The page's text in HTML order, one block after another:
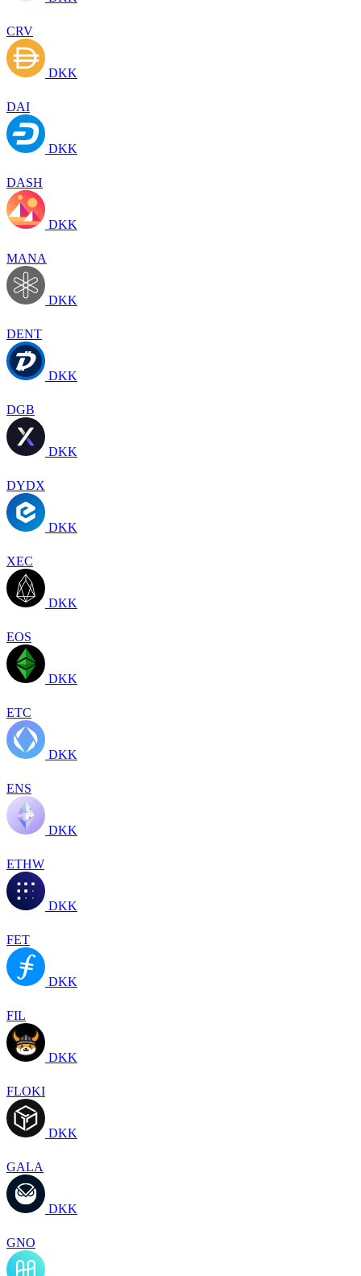
CRV
DKK
DAI
DKK
DASH
DKK
MANA
DKK
DENT
DKK
DGB
DKK
DYDX
DKK
XEC
DKK
EOS
DKK
ETC
DKK
ENS
DKK
ETHW
DKK
FET
DKK
FIL
DKK
FLOKI
DKK
GALA
DKK
GNO